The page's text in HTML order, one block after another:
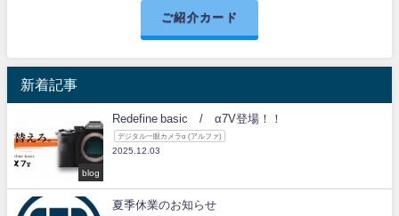
ご紹介カード
新着記事
blog
Redefine basic / α7V登場！！
デジタル一眼カメラα (アルファ)
2025.12.03
夏季休業のお知らせ